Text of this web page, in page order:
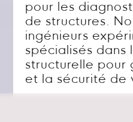
pour les
de structures.
ingénieurs
spécialisés dans
structurelle pour
et la sécurité de